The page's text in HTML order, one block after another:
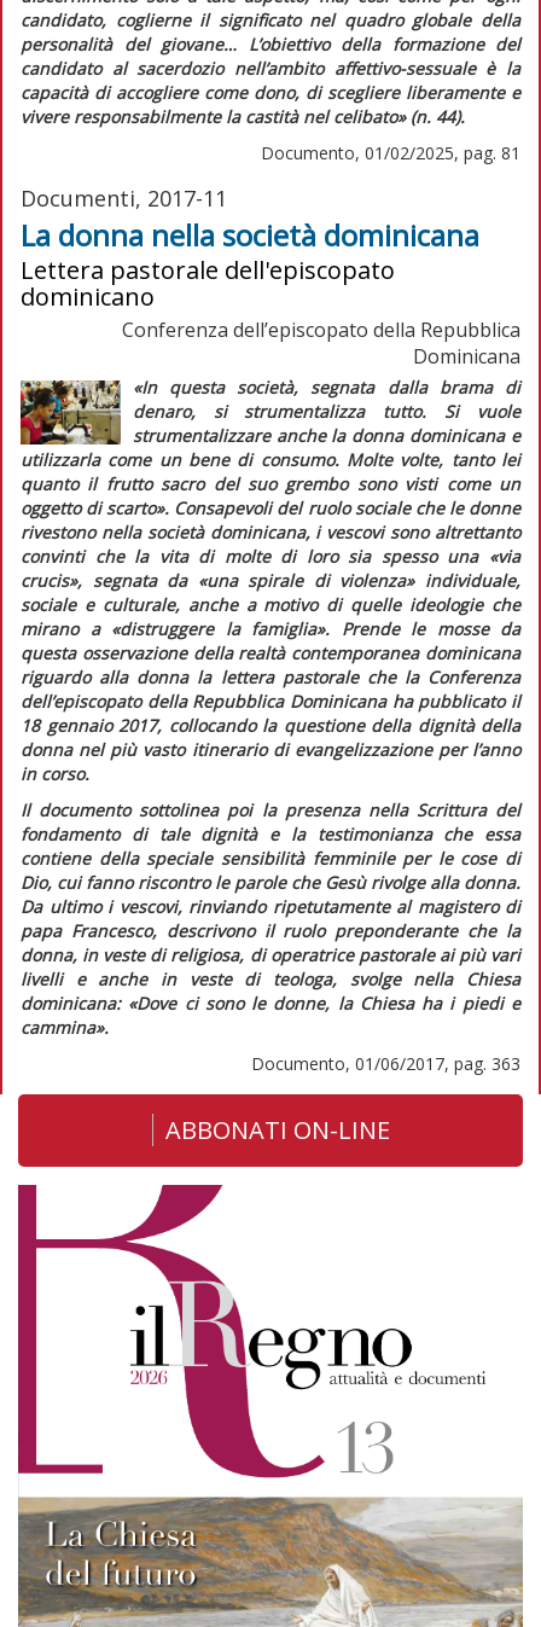
candidato, coglierne il significato nel quadro globale della
personalità del giovane… L’obiettivo della formazione del
candidato al sacerdozio nell’ambito affettivo-sessuale è la
capacità di accogliere come dono, di scegliere liberamente e
vivere responsabilmente la castità nel celibato»(n. 44).
Documento, 01/02/2025, pag. 81
Documenti, 2017-11
La donna nella società dominicana
Lettera pastorale dell'episcopato
dominicano
Conferenza dell’episcopato della Repubblica
Dominicana
«In questa società, segnata dalla brama di
denaro, si strumentalizza tutto. Si vuole
strumentalizzare anche la donna dominicana e
utilizzarla come un bene di consumo. Molte volte, tanto lei
quanto il frutto sacro del suo grembo sono visti come un
oggetto di scarto». Consapevoli del ruolo sociale che le donne
rivestono nella società dominicana, i vescovi sono altrettanto
convinti che la vita di molte di loro sia spesso una «via
crucis», segnata da «una spirale di violenza»individuale,
sociale e culturale, anche a motivo di quelle ideologie che
mirano a «distruggere la famiglia». Prende le mosse da
questa osservazione della realtà contemporanea dominicana
riguardo alla donna la lettera pastorale che la Conferenza
dell’episcopato della Repubblica Dominicana ha pubblicato il
18 gennaio 2017, collocando la questione della dignità della
donna nel più vasto itinerario di evangelizzazione per l’anno
in corso.
Il documento sottolinea poi la presenza nella Scrittura del
fondamento di tale dignità e la testimonianza che essa
contiene della speciale sensibilità femminile per le cose di
Dio, cui fanno riscontro le parole che Gesù rivolge alla donna.
Da ultimo i vescovi, rinviando ripetutamente al magistero di
papa Francesco, descrivono il ruolo preponderante che la
donna, in veste di religiosa, di operatrice pastorale ai più vari
livelli e anche in veste di teologa, svolge nella Chiesa
dominicana: «Dove ci sono le donne, la Chiesa ha i piedi e
cammina».
Documento, 01/06/2017, pag. 363
ABBONATI ON-LINE